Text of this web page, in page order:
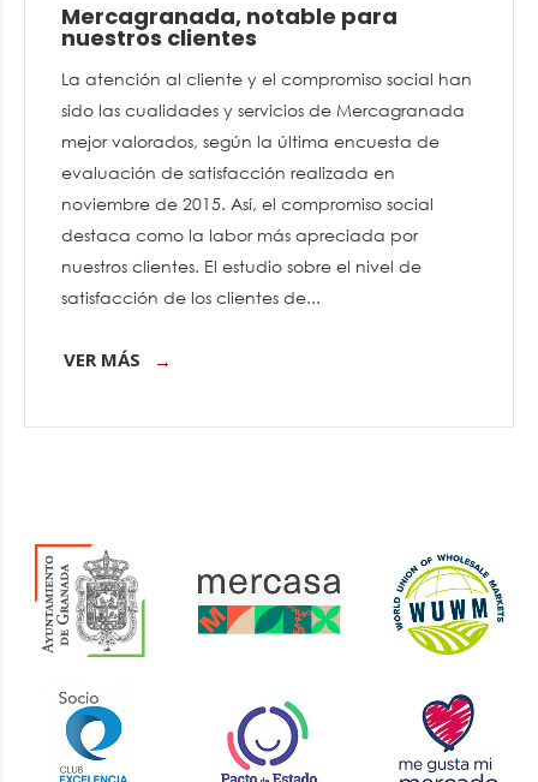
Mercagranada, notable para
nuestros clientes
La atención al cliente y el compromiso social han
sido las cualidades y servicios de Mercagranada
mejor valorados, según la última encuesta de
evaluación de satisfacción realizada en
noviembre de 2015. Así, el compromiso social
destaca como la labor más apreciada por
nuestros clientes. El estudio sobre el nivel de
satisfacción de los clientes de...
VER MÁS